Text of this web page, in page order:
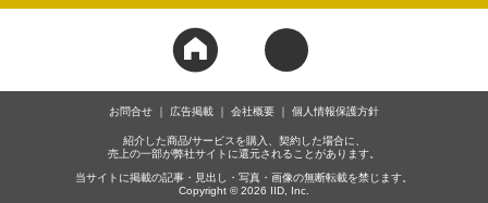
お問合せ 広告掲載 会社概要 個人情報保護方針
紹介した商品/サービスを購入、契約した場合に、
売上の一部が弊社サイトに還元されることがあります。
当サイトに掲載の記事・見出し・写真・画像の無断転載を禁じます。
Copyright © 2026 IID, Inc.